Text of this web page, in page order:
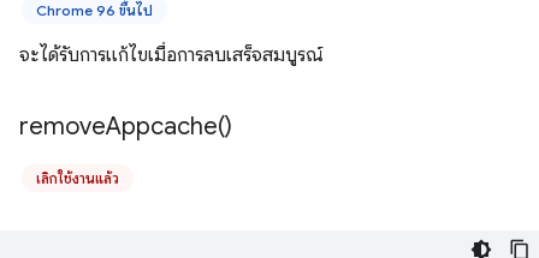
Chrome 96 ขึ้นไป
จะได้รับการแก้ไขเมื่อการลบเสร็จสมบูรณ์
removeAppcache()
เลิกใช้งานแล้ว